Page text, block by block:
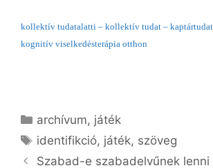
kollektív tudatalatti – kollektív tudat – kaptártudat
kognitív viselkedésterápia otthon
Kategória
archívum, játék
Címkék
identifikció, játék, szöveg
Bejegyzés
Szabad-e szabadelvűnek lenni